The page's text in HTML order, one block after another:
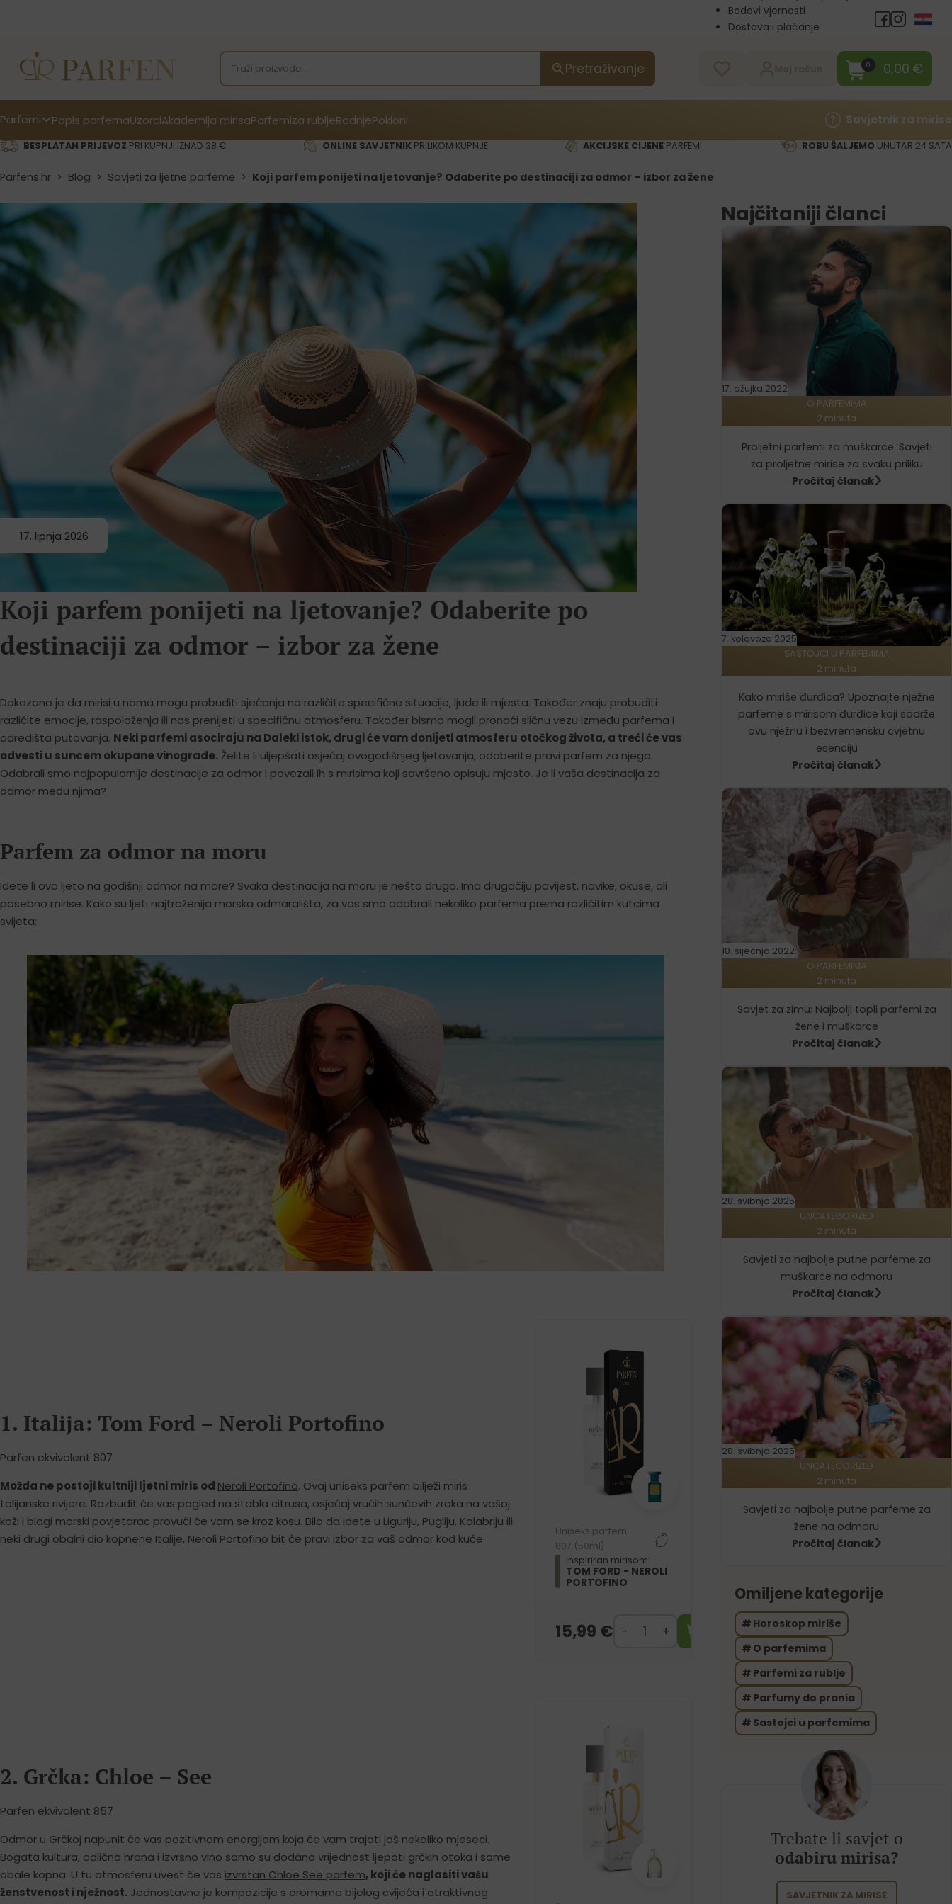
Bodovi vjernosti
Dostava i plaćanje
Pretraživanje 0 0,00 €
Parfemi Popis parfemaUzorciAkademija mirisaParfemiza rubljeRadnjePokloni Savjetnik za mirise
BESPLATAN PRIJEVOZ PRI KUPNJI IZNAD 38 € ONLINE SAVJETNIKPRILIKOM KUPNJE AKCIJSKE CIJENEPARFEMI ROBU ŠALJEMO UNUTAR 24 SATA
Parfens.hr > Blog > Savjeti za ljetne parfeme > Koji parfem ponijeti na ljetovanje? Odaberite po destinaciji za odmor – izbor za žene
17. lipnja 2026
Koji parfem ponijeti na ljetovanje? Odaberite po
destinaciji za odmor – izbor za žene
Dokazano je da mirisi u nama mogu probuditi sjećanja na različite specifične situacije, ljude ili mjesta. Također znaju probuditi
različite emocije, raspoloženja ili nas prenijeti u specifičnu atmosferu. Također bismo mogli pronaći sličnu vezu između parfema i
odredišta putovanja. Neki parfemi asociraju na Daleki istok, drugi će vam donijeti atmosferu otočkog života, a treći će vas
odvesti u suncem okupane vinograde. Želite li uljepšati osjećaj ovogodišnjeg ljetovanja, odaberite pravi parfem za njega.
Odabrali smo najpopularnije destinacije za odmor i povezali ih s mirisima koji savršeno opisuju mjesto. Je li vaša destinacija za
odmor među njima?
Parfem za odmor na moru
Idete li ovo ljeto na godišnji odmor na more? Svaka destinacija na moru je nešto drugo. Ima drugačiju povijest, navike, okuse, ali
posebno mirise. Kako su ljeti najtraženija morska odmarališta, za vas smo odabrali nekoliko parfema prema različitim kutcima
svijeta:
1. Italija: Tom Ford – Neroli Portofino
Parfen ekvivalent 807
Možda ne postoji kultniji ljetni miris od Neroli Portofino. Ovaj uniseks parfem bilježi miris
talijanske rivijere. Razbudit će vas pogled na stabla citrusa, osjećaj vrućih sunčevih zraka na vašoj
koži i blagi morski povjetarac provući će vam se kroz kosu. Bilo da idete u Liguriju, Pugliju, Kalabriju ili
neki drugi obalni dio kopnene Italije, Neroli Portofino bit će pravi izbor za vaš odmor kod kuće.
Uniseks parfem –
807 (50ml)
Inspiriran mirisom:
TOM FORD - NEROLI
PORTOFINO
15,99 €
2. Grčka: Chloe – See
Parfen ekvivalent 857
Odmor u Grčkoj napunit će vas pozitivnom energijom koja će vam trajati još nekoliko mjeseci.
Bogata kultura, odlična hrana i izvrsno vino samo su dodana vrijednost ljepoti grčkih otoka i same
obale kopna. U tu atmosferu uvest će vas izvrstan Chloe See parfem,koji će naglasiti vašu
ženstvenost i nježnost. Jednostavne je kompozicije s aromama bijelog cvijeća i atraktivnog
Najčitaniji članci
17. ožujka 2022
O PARFEMIMA
2 minuta
Proljetni parfemi za muškarce: Savjeti
za proljetne mirise za svaku priliku
Pročitaj članak
7. kolovoza 2025
SASTOJCI U PARFEMIMA
2 minuta
Kako miriše đurđica? Upoznajte nježne
parfeme s mirisom đurđice koji sadrže
ovu nježnu i bezvremensku cvjetnu
esenciju
Pročitaj članak
10. siječnja 2022
O PARFEMIMA
2 minuta
Savjet za zimu: Najbolji topli parfemi za
žene i muškarce
Pročitaj članak
28. svibnja 2025
UNCATEGORIZED
2 minuta
Savjeti za najbolje putne parfeme za
muškarce na odmoru
Pročitaj članak
28. svibnja 2025
UNCATEGORIZED
2 minuta
Savjeti za najbolje putne parfeme za
žene na odmoru
Pročitaj članak
Omiljene kategorije
Horoskop miriše
O parfemima
Parfemi za rublje
Parfumy do prania
Sastojci u parfemima
Trebate li savjet o
odabiru mirisa?
SAVJETNIK ZA MIRISE